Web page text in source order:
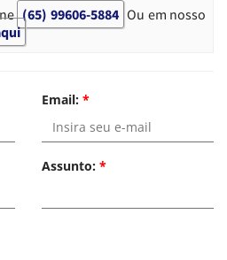
(65) 99606-5884 Ou em nosso
Email: *
Assunto: *